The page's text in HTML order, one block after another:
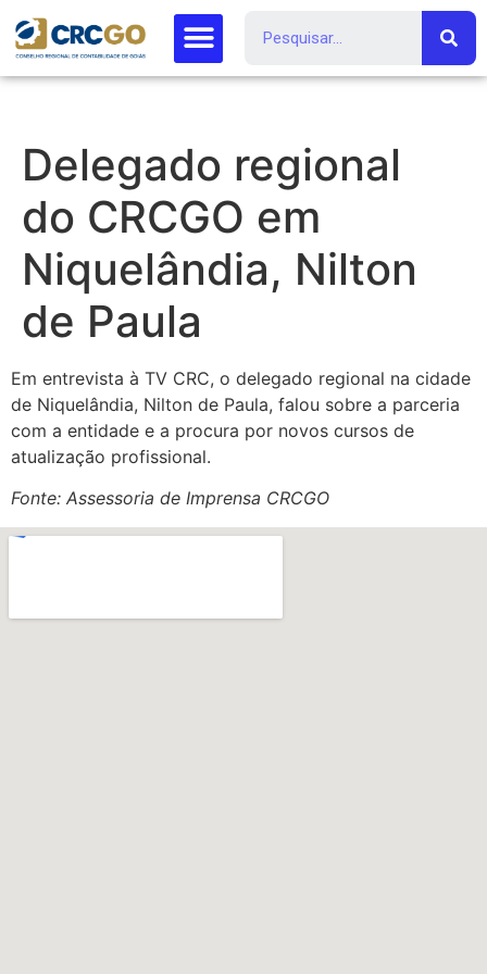
Delegado regional
do CRCGO em
Niquelândia, Nilton
de Paula
Em entrevista à TV CRC, o delegado regional na cidade
de Niquelândia, Nilton de Paula, falou sobre a parceria
com a entidade e a procura por novos cursos de
atualização profissional.
Fonte: Assessoria de Imprensa CRCGO